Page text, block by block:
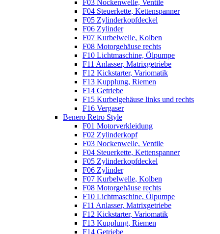
F03 Nockenwelle, Ventile
F04 Steuerkette, Kettenspanner
F05 Zylinderkopfdeckel
F06 Zylinder
F07 Kurbelwelle, Kolben
F08 Motorgehäuse rechts
F10 Lichtmaschine, Ölpumpe
F11 Anlasser, Matrixgetriebe
F12 Kickstarter, Variomatik
F13 Kupplung, Riemen
F14 Getriebe
F15 Kurbelgehäuse links und rechts
F16 Vergaser
Benero Retro Style
F01 Motorverkleidung
F02 Zylinderkopf
F03 Nockenwelle, Ventile
F04 Steuerkette, Kettenspanner
F05 Zylinderkopfdeckel
F06 Zylinder
F07 Kurbelwelle, Kolben
F08 Motorgehäuse rechts
F10 Lichtmaschine, Ölpumpe
F11 Anlasser, Matrixgetriebe
F12 Kickstarter, Variomatik
F13 Kupplung, Riemen
F14 Getriebe